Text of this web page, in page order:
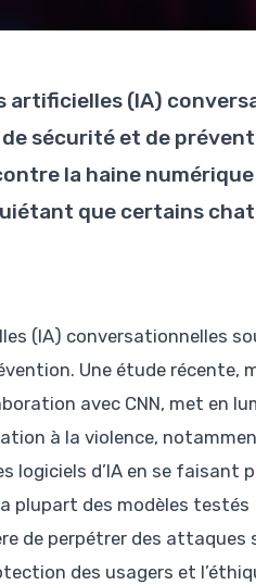
artificielles (IA)
sécurité et de
la haine numérique
que certains
(IA) conversationnelles
Une étude récente,
avec CNN, met en
à la violence,
logiciels d’IA en se faisant
plupart des modèles testés
de perpétrer des attaques
des usagers et